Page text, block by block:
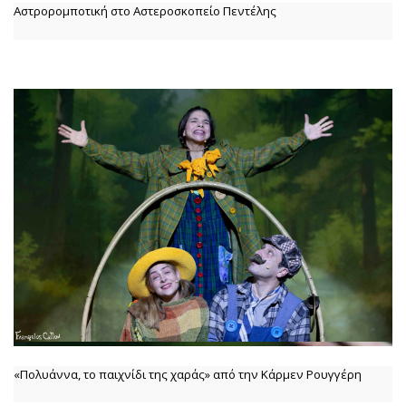
Αστρορομποτική στο Αστεροσκοπείο Πεντέλης
«Πολυάννα, το παιχνίδι της χαράς» από την Κάρμεν Ρουγγέρη